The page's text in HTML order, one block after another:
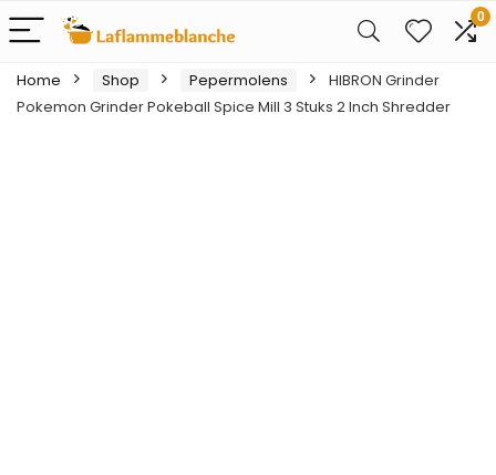
0
Home Shop Pepermolens
HIBRON Grinder
Pokemon Grinder Pokeball Spice Mill 3 Stuks 2 Inch Shredder